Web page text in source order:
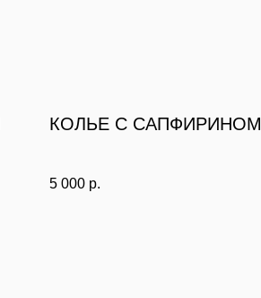
КОЛЬЕ С САПФИРИНОМ
5 000 р.